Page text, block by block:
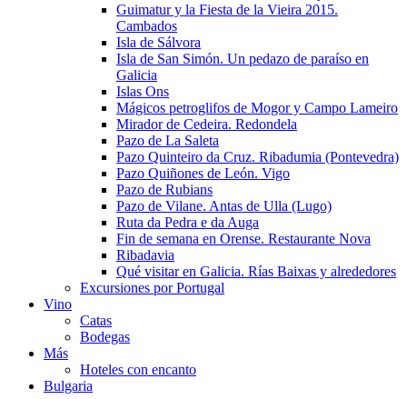
Guimatur y la Fiesta de la Vieira 2015.
Cambados
Isla de Sálvora
Isla de San Simón. Un pedazo de paraíso en
Galicia
Islas Ons
Mágicos petroglifos de Mogor y Campo Lameiro
Mirador de Cedeira. Redondela
Pazo de La Saleta
Pazo Quinteiro da Cruz. Ribadumia (Pontevedra)
Pazo Quiñones de León. Vigo
Pazo de Rubians
Pazo de Vilane. Antas de Ulla (Lugo)
Ruta da Pedra e da Auga
Fin de semana en Orense. Restaurante Nova
Ribadavia
Qué visitar en Galicia. Rías Baixas y alrededores
Excursiones por Portugal
Vino
Catas
Bodegas
Más
Hoteles con encanto
Bulgaria